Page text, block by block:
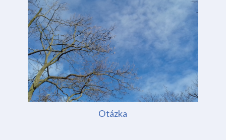
Otázka